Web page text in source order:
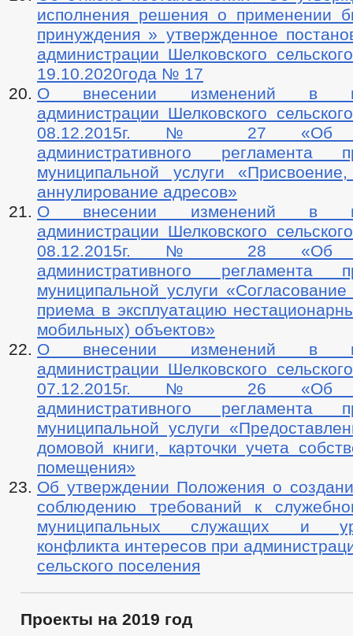
исполнения решения о применении
принуждения » утвержденное
администрации Шелковского
19.10.2020года № 17
О внесении изменений в
администрации Шелковского
08.12.2015г. № 27 «Об
административного регламента
муниципальной услуги
аннулирование адресов»
О внесении изменений в
администрации Шелковского
08.12.2015г. № 28 «Об
административного регламента
муниципальной услуги
приема в эксплуатацию
мобильных) объектов»
О внесении изменений в
администрации Шелковского
07.12.2015г. № 26 «Об
административного регламента
муниципальной услуги
домовой книги, карточки учета
помещения»
Об утверждении Положения о
соблюдению требований к
муниципальных служащих и
конфликта интересов при
сельского поселения
Проекты на 2019 год